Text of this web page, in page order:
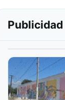
Publicidad